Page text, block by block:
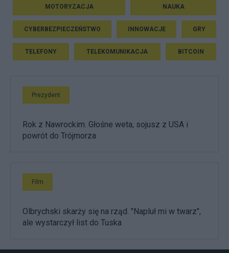
MOTORYZACJA NAUKA
CYBERBEZPIECZEŃSTWO INNOWACJE GRY
TELEFONY TELEKOMUNIKACJA BITCOIN
Prezydent
Rok z Nawrockim. Głośne weta, sojusz z USA i
powrót do Trójmorza
Film
Olbrychski skarży się na rząd. "Napluł mi w twarz",
ale wystarczył list do Tuska